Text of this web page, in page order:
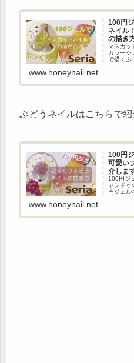
100円
ネイル
の描き
マスカッ
カラージ
で描くぷ
りアー
www.honeynail.net
ぶどうネイルはこちらで紹
100円
可愛い
介しま
100円ジ
ャンドゥ
円ジェル
体感あ
www.honeynail.net